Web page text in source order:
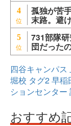
4 孤独が苦
末路。避
5 731部隊
団だった
四谷キャンパス
堀校 タグ2早稲
ションセンター
おすすめ